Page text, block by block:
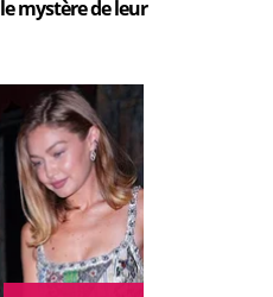
mystère de leur